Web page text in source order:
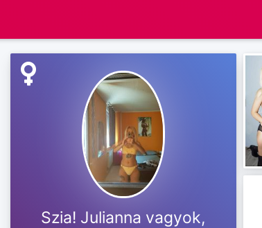
Szia! Julianna vagyok,